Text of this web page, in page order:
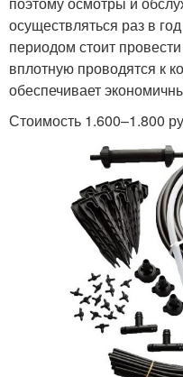
осуществляться раз в
периодом стоит
вплотную проводятся к
обеспечивает
Стоимость 1.600–1.800